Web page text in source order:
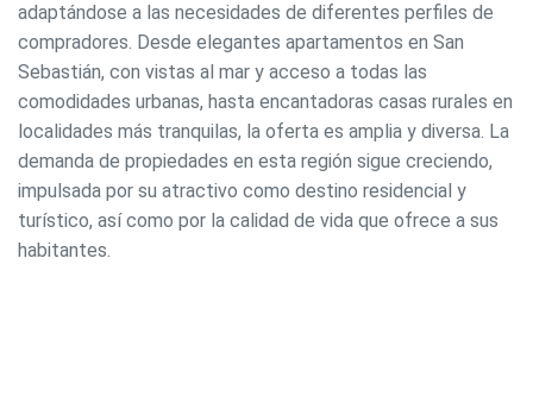
adaptándose a las necesidades de diferentes perfiles de
compradores. Desde elegantes apartamentos en San
Sebastián, con vistas al mar y acceso a todas las
comodidades urbanas, hasta encantadoras casas rurales en
localidades más tranquilas, la oferta es amplia y diversa. La
demanda de propiedades en esta región sigue creciendo,
impulsada por su atractivo como destino residencial y
turístico, así como por la calidad de vida que ofrece a sus
habitantes.